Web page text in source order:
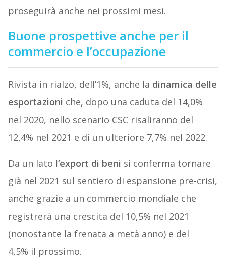
proseguirà anche nei prossimi mesi.
Buone prospettive anche per il
commercio e l’occupazione
Rivista in rialzo, dell’1%, anche la dinamica delle
esportazioni che, dopo una caduta del 14,0%
nel 2020, nello scenario CSC risaliranno del
12,4% nel 2021 e di un ulteriore 7,7% nel 2022.
Da un lato l’export di beni si conferma tornare
già nel 2021 sul sentiero di espansione pre-crisi,
anche grazie a un commercio mondiale che
registrerà una crescita del 10,5% nel 2021
(nonostante la frenata a metà anno) e del
4,5% il prossimo.